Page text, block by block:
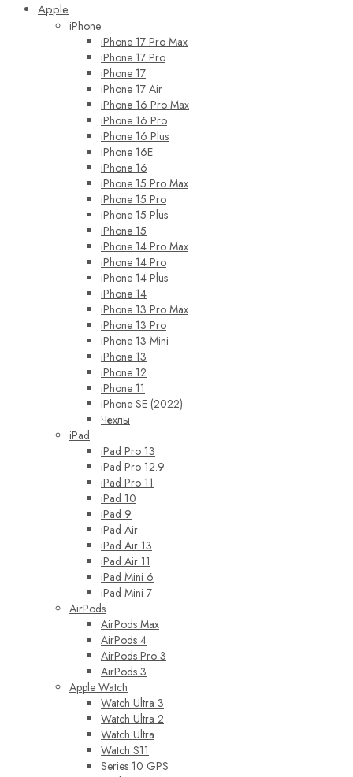
Apple
iPhone
iPhone 17 Pro Max
iPhone 17 Pro
iPhone 17
iPhone 17 Air
iPhone 16 Pro Max
iPhone 16 Pro
iPhone 16 Plus
iPhone 16E
iPhone 16
iPhone 15 Pro Max
iPhone 15 Pro
iPhone 15 Plus
iPhone 15
iPhone 14 Pro Max
iPhone 14 Pro
iPhone 14 Plus
iPhone 14
iPhone 13 Pro Max
iPhone 13 Pro
iPhone 13 Mini
iPhone 13
iPhone 12
iPhone 11
iPhone SE (2022)
Чехлы
iPad
iPad Pro 13
iPad Pro 12.9
iPad Pro 11
iPad 10
iPad 9
iPad Air
iPad Air 13
iPad Air 11
iPad Mini 6
iPad Mini 7
AirPods
AirPods Max
AirPods 4
AirPods Pro 3
AirPods 3
Apple Watch
Watch Ultra 3
Watch Ultra 2
Watch Ultra
Watch S11
Series 10 GPS